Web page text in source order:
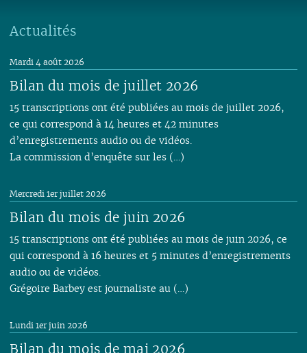
Actualités
Bilan du mois de juillet 2026
Mardi 4 août 2026
15 transcriptions ont été publiées au mois de juillet 2026,
ce qui correspond à 14 heures et 42 minutes
d’enregistrements audio ou de vidéos.
La commission d’enquête sur les (…)
Bilan du mois de juin 2026
Mercredi 1er juillet 2026
15 transcriptions ont été publiées au mois de juin 2026, ce
qui correspond à 16 heures et 5 minutes d’enregistrements
audio ou de vidéos.
Grégoire Barbey est journaliste au (…)
Bilan du mois de mai 2026
Lundi 1er juin 2026